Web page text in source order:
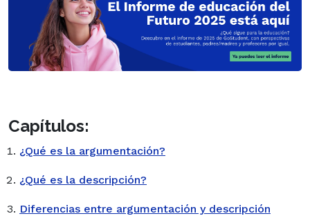
Capítulos:
¿Qué es la argumentación?
¿Qué es la descripción?
Diferencias entre argumentación y descripción